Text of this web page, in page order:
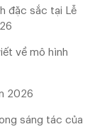
đặc sắc tại Lễ
về mô hình
2026
sáng tác của